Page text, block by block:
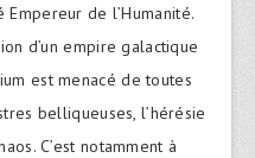
de l’Humanité.
d’un empire galactique
est menacé de toutes
belliqueuses, l’hérésie
C’est notamment à